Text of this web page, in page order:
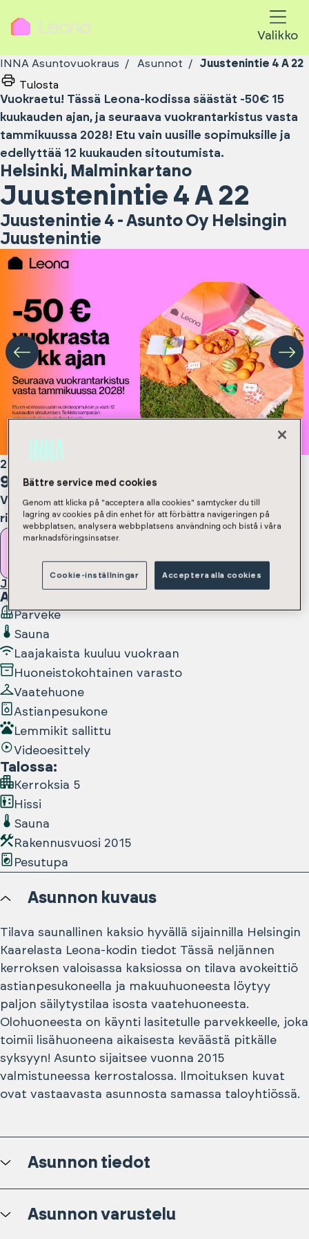
Valikko
INNA Asuntovuokraus Asunnot
Juustenintie 4 A 22
Tulosta
Vuokraetu! Tässä Leona-kodissa säästät -50€ 15
kuukauden ajan, ja seuraava vuokrantarkistus vasta
tammikuussa 2028! Etu vain uusille sopimuksille ja
edellyttää 12 kuukauden sitoutumista.
Helsinki, Malminkartano
Juustenintie 4 A 22
Juustenintie 4 - Asunto Oy Helsingin
Juustenintie
2h, kt, s, 57.5
920€/kk
Vuokravakuus 350 € / 920 € sopimustyypistä
riippuen
Jätä asuntohakemus
Asunnossa
Parveke
Sauna
Laajakaista kuuluu vuokraan
Huoneistokohtainen varasto
Vaatehuone
Astianpesukone
Lemmikit sallittu
Videoesittely
Talossa:
Kerroksia 5
Hissi
Sauna
Rakennusvuosi 2015
Pesutupa
Asunnon kuvaus
Tilava saunallinen kaksio hyvällä sijainnilla Helsingin
Kaarelasta Leona-kodin tiedot Tässä neljännen
kerroksen valoisassa kaksiossa on tilava avokeittiö
astianpesukoneella ja makuuhuoneesta löytyy
paljon säilytystilaa isosta vaatehuoneesta.
Olohuoneesta on käynti lasitetulle parvekkeelle, joka
toimii lisähuoneena aikaisesta keväästä pitkälle
syksyyn! Asunto sijaitsee vuonna 2015
valmistuneessa kerrostalossa. Ilmoituksen kuvat
ovat vastaavasta asunnosta samassa taloyhtiössä.
Asunnon tiedot
Asunnon varustelu
Bättre service med cookies
Genom att klicka på "acceptera alla cookies" samtycker du till
lagring av cookies på din enhet för att förbättra navigeringen på
webbplatsen, analysera webbplatsens användning och bistå i våra
marknadsföringsinsatser.
Cookie-inställningar Acceptera alla cookies